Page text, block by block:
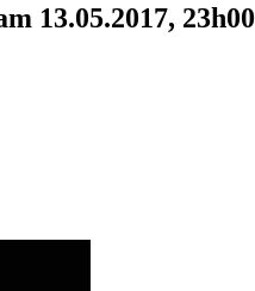
13.05.2017, 23h00